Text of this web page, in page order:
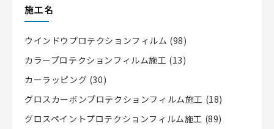
施工名
ウインドウプロテクションフィルム (98)
カラープロテクションフィルム施工 (13)
カーラッピング (30)
グロスカーボンプロテクションフィルム施工 (18)
グロスペイントプロテクションフィルム施工 (89)